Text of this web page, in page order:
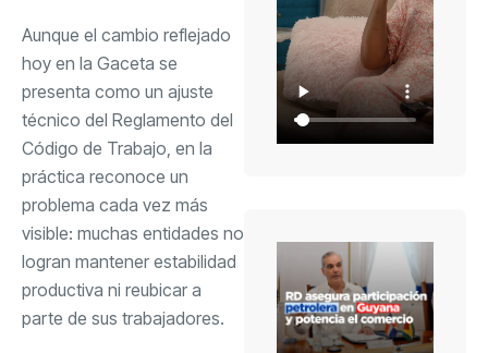
Aunque el cambio reflejado
hoy en la Gaceta se
presenta como un ajuste
técnico del Reglamento del
Código de Trabajo, en la
práctica reconoce un
problema cada vez más
visible: muchas entidades no
logran mantener estabilidad
productiva ni reubicar a
parte de sus trabajadores.